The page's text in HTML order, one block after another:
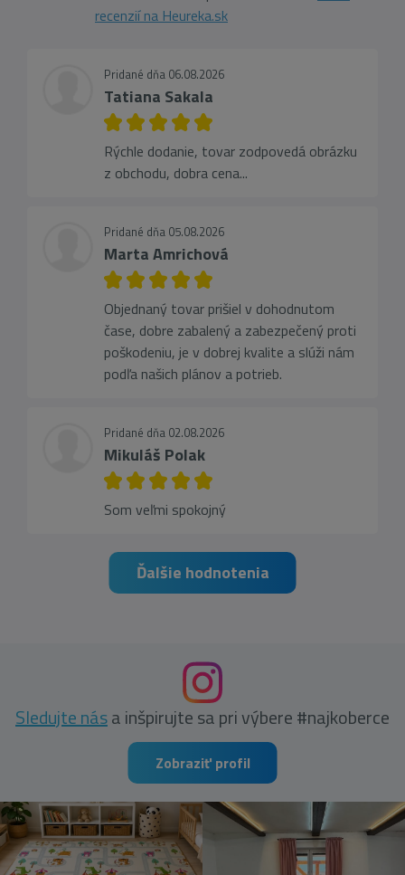
recenzií na Heureka.sk
Pridané dňa 06.08.2026
Tatiana Sakala
Rýchle dodanie, tovar zodpovedá obrázku
z obchodu, dobra cena...
Pridané dňa 05.08.2026
Marta Amrichová
Objednaný tovar prišiel v dohodnutom
čase, dobre zabalený a zabezpečený proti
poškodeniu, je v dobrej kvalite a slúži nám
podľa našich plánov a potrieb.
Pridané dňa 02.08.2026
Mikuláš Polak
Som veľmi spokojný
Ďalšie hodnotenia
Sledujte nása inšpirujte sa pri výbere #najkoberce
Zobraziť profil